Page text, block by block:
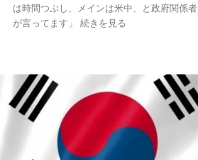
は時間つぶし、メインは米中、と政府関係者
が言ってます」 続きを見る